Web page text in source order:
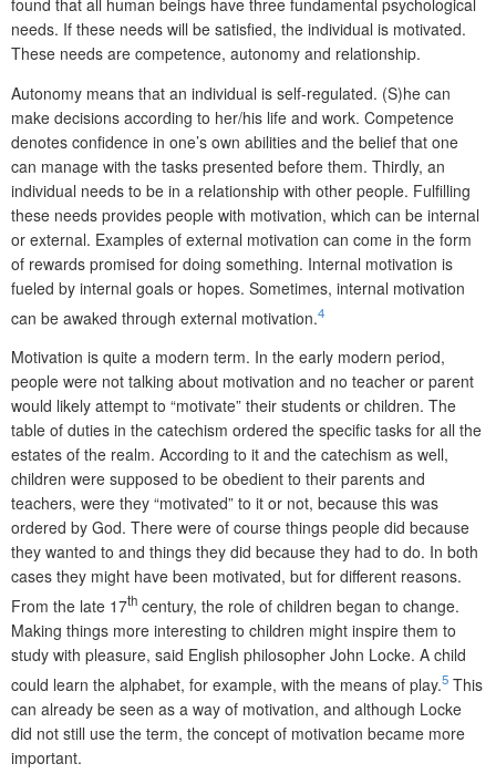
needs. If these needs will be satisfied, the individual is motivated.
These needs are competence, autonomy and relationship.
Autonomy means that an individual is self-regulated. (S)he can
make decisions according to her/his life and work. Competence
denotes confidence in one’s own abilities and the belief that one
can manage with the tasks presented before them. Thirdly, an
individual needs to be in a relationship with other people. Fulfilling
these needs provides people with motivation, which can be internal
or external. Examples of external motivation can come in the form
of rewards promised for doing something. Internal motivation is
fueled by internal goals or hopes. Sometimes, internal motivation
can be awaked through external motivation.4
Motivation is quite a modern term. In the early modern period,
people were not talking about motivation and no teacher or parent
would likely attempt to “motivate” their students or children. The
table of duties in the catechism ordered the specific tasks for all the
estates of the realm. According to it and the catechism as well,
children were supposed to be obedient to their parents and
teachers, were they “motivated” to it or not, because this was
ordered by God. There were of course things people did because
they wanted to and things they did because they had to do. In both
cases they might have been motivated, but for different reasons.
From the late 17th century, the role of children began to change.
Making things more interesting to children might inspire them to
study with pleasure, said English philosopher John Locke. A child
could learn the alphabet, for example, with the means of play.5 This
can already be seen as a way of motivation, and although Locke
did not still use the term, the concept of motivation became more
important.